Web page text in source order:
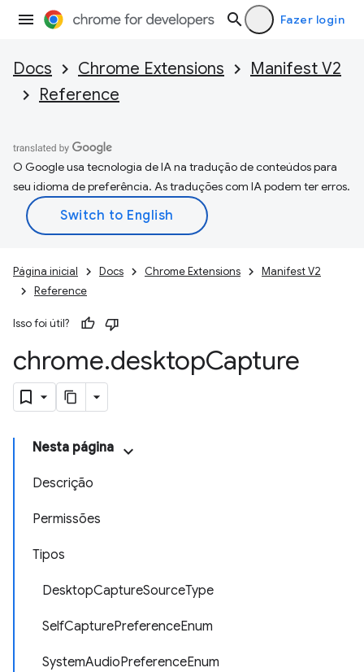
Fazer login
Docs Chrome Extensions
Manifest V2
Reference
O Google usa tecnologia de IA na tradução de conteúdos para
seu idioma de preferência. As traduções com IA podem ter erros.
Página inicial Docs Chrome Extensions
Manifest V2
Reference
Isso foi útil?
chrome.desktopCapture
Nesta página
Descrição
Permissões
Tipos
DesktopCaptureSourceType
SelfCapturePreferenceEnum
SystemAudioPreferenceEnum